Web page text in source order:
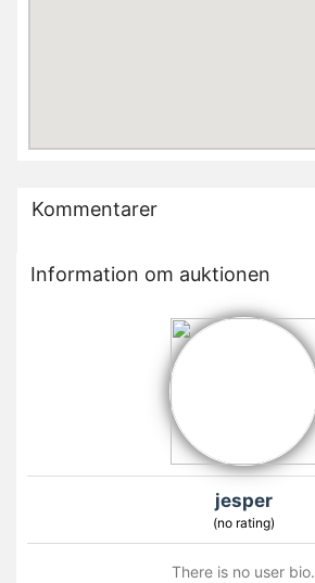
Kommentarer
Information om auktionen
jesper
(no rating)
There is no user bio.